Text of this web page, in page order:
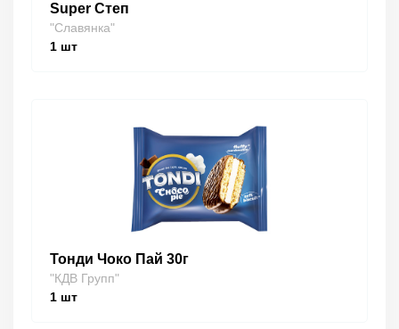
Super Степ
"Славянка"
1 шт
Тонди Чоко Пай 30г
"КДВ Групп"
1 шт